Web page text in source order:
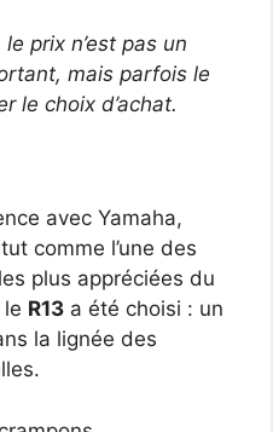
prix n’est pas un
mais parfois le
le choix d’achat.
avec Yamaha,
comme l’une des
plus appréciées du
R13 a été choisi : un
la lignée des